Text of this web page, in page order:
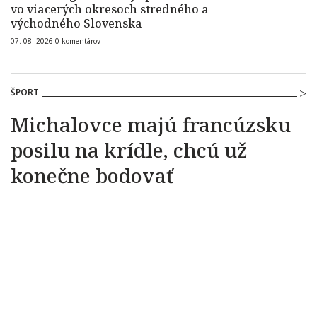
vo viacerých okresoch stredného a
východného Slovenska
07. 08. 2026 0 komentárov
ŠPORT